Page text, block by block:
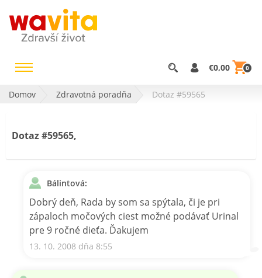
€0,00 0
Domov Zdravotná poradňa Dotaz #59565
Dotaz #59565,
Bálintová:
Dobrý deň, Rada by som sa spýtala, či je pri
zápaloch močových ciest možné podávať Urinal
pre 9 ročné dieťa. Ďakujem
13. 10. 2008 dňa 8:55